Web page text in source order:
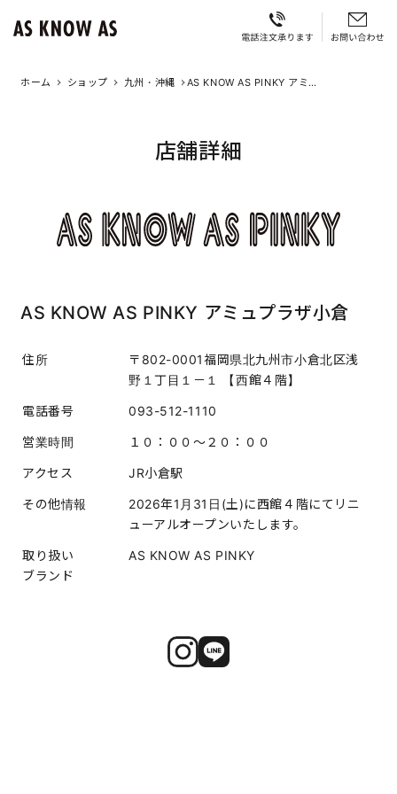
ホーム ショップ 九州・沖縄
AS KNOW AS PINKY アミ
店舗詳細
AS KNOW AS PINKY アミュプラザ小倉
住所
〒802-0001福岡県北九州市小倉北区浅
野１丁目１－１ 【西館４階】
電話番号 093-512-1110
営業時間 １０：００～２０：００
アクセス JR小倉駅
その他情報
2026年1月31日(土)に西館４階にてリニ
ューアルオープンいたします。
取り扱い
ブランド
AS KNOW AS PINKY